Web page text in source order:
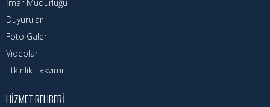
İmar Müdürlüğü
Duyurular
Foto Galeri
Videolar
Etkinlik Takvimi
HIZMET REHBERI